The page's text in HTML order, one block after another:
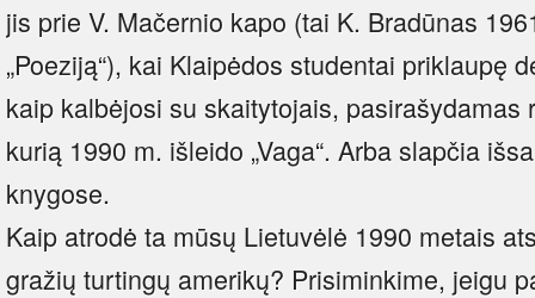
jis prie V. Mačernio kapo (tai K. Bradūnas
„Poeziją“), kai Klaipėdos studentai priklaupę
kaip kalbėjosi su skaitytojais, pasirašydamas
kurią 1990 m. išleido „Vaga“. Arba slapčia
knygose.
Kaip atrodė ta mūsų Lietuvėlė 1990 metais
gražių turtingų amerikų? Prisiminkime, jeigu